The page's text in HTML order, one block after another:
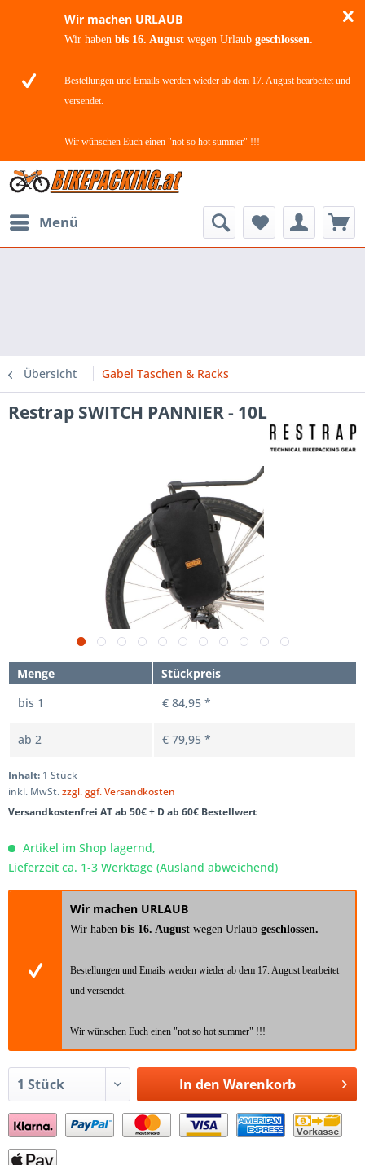
Wir machen URLAUB
Wir haben bis 16. August wegen Urlaub geschlossen.
Bestellungen und Emails werden wieder ab dem 17. August bearbeitet und
versendet.
Wir wünschen Euch einen "not so hot summer" !!!
Menü
Übersicht Gabel Taschen & Racks
Restrap SWITCH PANNIER - 10L
Menge
Stückpreis
bis 1 € 84,95 *
ab 2 € 79,95 *
Inhalt: 1 Stück
inkl. MwSt.zzgl. ggf. Versandkosten
Versandkostenfrei AT ab 50€ + D ab 60€ Bestellwert
Artikel im Shop lagernd,
Lieferzeit ca. 1-3 Werktage (Ausland abweichend)
Wir machen URLAUB
Wir haben bis 16. August wegen Urlaub geschlossen.
Bestellungen und Emails werden wieder ab dem 17. August bearbeitet
und versendet.
Wir wünschen Euch einen "not so hot summer" !!!
In den Warenkorb